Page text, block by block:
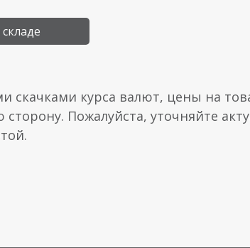
скачками курса валют, цены на
Пожалуйста, уточняйте